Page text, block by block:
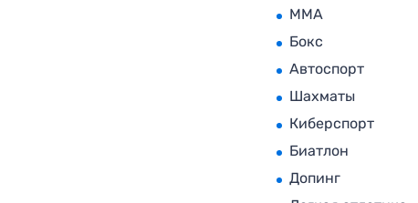
MMA
Бокс
Автоспорт
Шахматы
Киберспорт
Биатлон
Допинг